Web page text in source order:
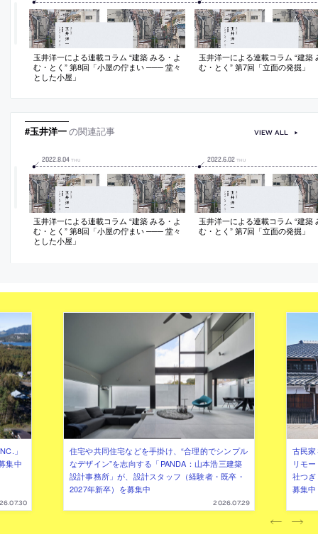
玉井洋一による連載コラム “建築 みる・よ
む・とく” 第8回「小屋の佇まい ─── 堂々
とした小屋」
玉井洋一による連載コラム “建築
む・とく” 第7回「立面の発掘」
#玉井洋一の関連記事
2022.8.04 THU
玉井洋一による連載コラム “建築 みる・よ
む・とく” 第8回「小屋の佇まい ─── 堂々
とした小屋」
2022.6.02 THU
玉井洋一による連載コラム “建築
む・とく” 第7回「立面の発掘」
VIEW ALL
」
集中
住宅や共同住宅などを手掛け、“合理的でシンプル
なデザイン”を志向する「PANDA：山本浩三建築
設計事務所」が、設計スタッフ（経験者・既卒・
2027年新卒）を募集中
2026.07.29
古民
リモ
社つ
募集中